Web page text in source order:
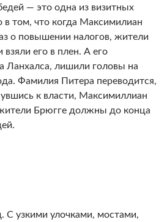
— это одна из визитных
в том, что когда Максимилиан
о повышении налогов, жители
взяли его в плен. А его
Ланхалса, лишили головы на
Фамилия Питера переводится,
к власти, Максимиллиан
Брюгге должны до конца
С узкими улочками, мостами,